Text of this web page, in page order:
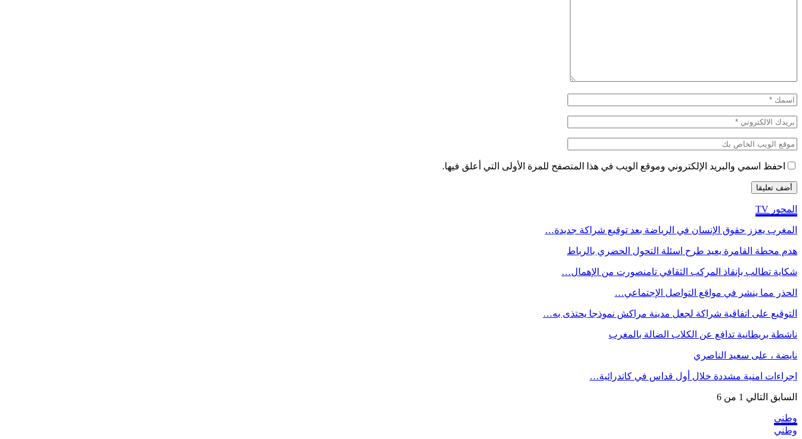
احفظ اسمي والبريد الإلكتروني وموقع الويب في هذا المتصفح للمرة الأولى التي أعلق فيها.
المحور TV
المغرب يعزز حقوق الإنسان في الرياضة بعد توقيع شراكة جديدة…
هدم محطة القامرة يعيد طرح اسئلة التحول الحضري بالرباط
شكاية تطالب بإنقاذ المركب الثقافي تامنصورت من الإهمال…
الحذر مما ينشر في مواقع التواصل الإجتماعي…
التوقيع على اتفاقية شراكة لجعل مدينة مراكش نموذجا يحتذى به…
ناشطة بريطانية تدافع عن الكلاب الضالة بالمغرب
نايضة ، على سعيد الناصري
اجراءات امنية مشددة خلال أول قداس في كاتدرائية…
السابق التالي 1 من 6
وطني
وطني